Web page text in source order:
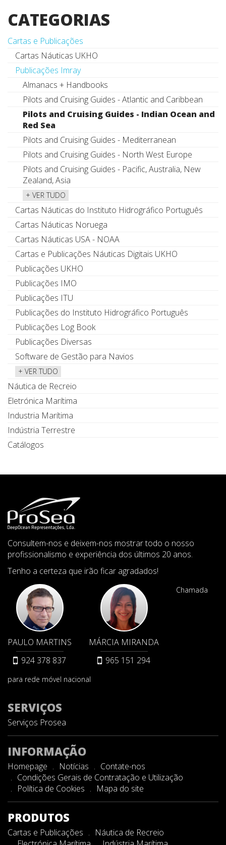
CATEGORIAS
Cartas e Publicações
Cartas Náuticas UKHO
Publicações Imray
Almanacs + Handbooks
Pilots and Cruising Guides - Atlantic and Caribbean
Pilots and Cruising Guides - Indian Ocean and
Red Sea
Pilots and Cruising Guides - Mediterranean
Pilots and Cruising Guides - North West Europe
Pilots and Cruising Guides - Pacific, Australia, New
Zealand, Asia
+ VER TUDO
Cartas Náuticas do Instituto Hidrográfico Português
Cartas Náuticas Noruega
Cartas Náuticas USA - NOAA
Cartas e Publicações Náuticas Digitais UKHO
Publicações UKHO
Publicações IMO
Publicações ITU
Publicações do Instituto Hidrográfico Português
Publicações Log Book
Publicações Diversas
Software de Gestão para Navios
+ VER TUDO
Náutica de Recreio
Eletrónica Marítima
Industria Marítima
Indústria Terrestre
Catálogos
Consultem-nos e deixem-nos mostrar todo o nosso
profissionalismo e experiência dos últimos 20 anos.
Tenho a certeza que irão ficar agradados!
PAULO MARTINS
924 378 837
MÁRCIA MIRANDA
965 151 294
Chamada
para rede móvel nacional
SERVIÇOS
Serviços Prosea
INFORMAÇÃO
Homepage Notícias
Contate-nos
Condições Gerais de Contratação e Utilização
Política de Cookies
Mapa do site
PRODUTOS
Cartas e Publicações
Náutica de Recreio